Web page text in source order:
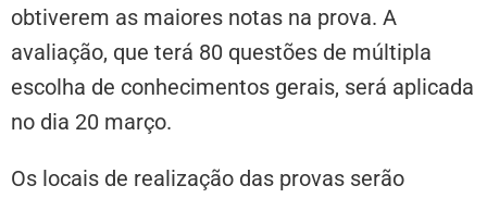
obtiverem as maiores notas na prova. A
avaliação, que terá 80 questões de múltipla
escolha de conhecimentos gerais, será aplicada
no dia 20 março.
Os locais de realização das provas serão